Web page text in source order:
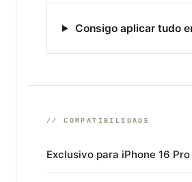
Consigo aplicar tudo
// COMPATIBILIDADE
Exclusivo para iPhone 16